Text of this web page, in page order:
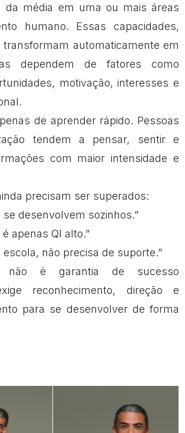
da média em uma ou mais áreas
humano. Essas capacidades,
transformam automaticamente em
dependem de fatores como
motivação, interesses e
de aprender rápido. Pessoas
tendem a pensar, sentir e
com maior intensidade e
precisam ser superados:
se desenvolvem sozinhos.”
apenas QI alto.”
escola, não precisa de suporte.”
não é garantia de sucesso
reconhecimento, direção e
para se desenvolver de forma